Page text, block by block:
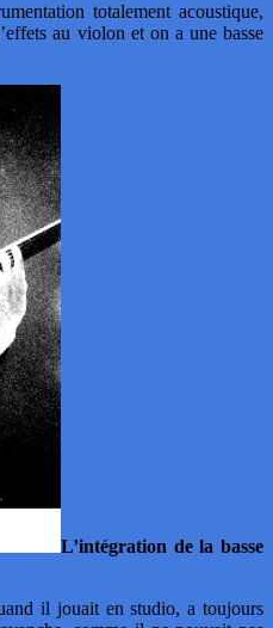
totalement acoustique,
au violon et on a une basse
L’intégration de la basse
il jouait en studio, a toujours